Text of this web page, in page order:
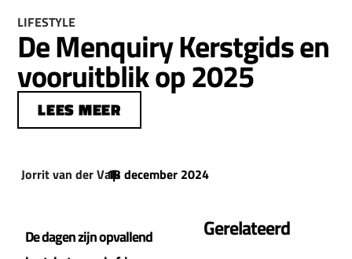
LIFESTYLE
De Menquiry Kerstgids en
vooruitblik op 2025
LEES MEER
Jorrit van der Valk
|
13 december 2024
De dagen zijn opvallend
Gerelateerd